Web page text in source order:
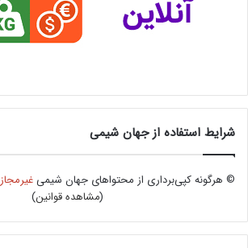
شرایط استفاده از جهان شیمی
© هرگونه کپی‌برداری از محتواهای جهان شیمیغیرمجاز
(مشاهده قوانین)